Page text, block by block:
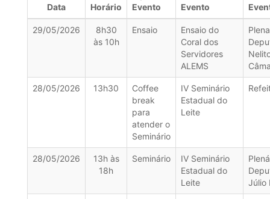
Data Horário
Evento
Evento
29/05/2026
8h30
às 10h
Ensaio
Ensaio do
Coral dos
Servidores
ALEMS
28/05/2026 13h30
Coffee
break
para
atender o
Seminário
IV Seminário
Estadual do
Leite
28/05/2026
13h às
18h
Seminário
IV Seminário
Estadual do
Leite
Júlio